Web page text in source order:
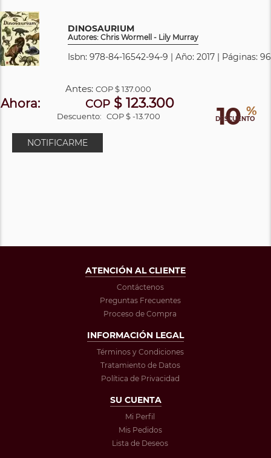
DINOSAURIUM
Autores: Chris Wormell - Lily Murray
Isbn: 978-84-16542-94-9 | Año: 2017 | Páginas: 96
10 %
DESCUENTO
Antes:COP$ 137.000
Ahora: COP$ 123.300
Descuento: COP $ -13.700
NOTIFICARME
ATENCIÓN AL CLIENTE
Contáctenos
Preguntas Frecuentes
Proceso de Compra
INFORMACIÓN LEGAL
Términos y Condiciones
Tratamiento de Datos
Política de Privacidad
SU CUENTA
Mi Perfil
Mis Pedidos
Lista de Deseos